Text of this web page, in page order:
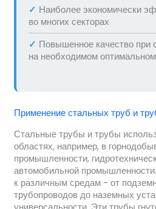
✓ Наиболее экономически
во многих секторах
✓ Повышенное качество при
на необходимом
Применение стальных труб и
Стальные трубы и трубы
областях, например, в
промышленности,
автомобильной
к различным средам - от
трубопроводов до наземных